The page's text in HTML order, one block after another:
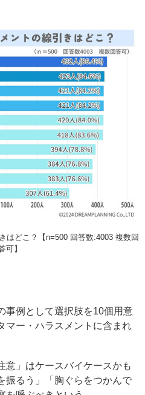
はどこ？【n=500 回答数:4003 複数回
可】
事例として選択肢を10個用意
マー・ハラスメントに含まれ
意」はケースバイケースかも
振るう」「胸ぐらをつかんで